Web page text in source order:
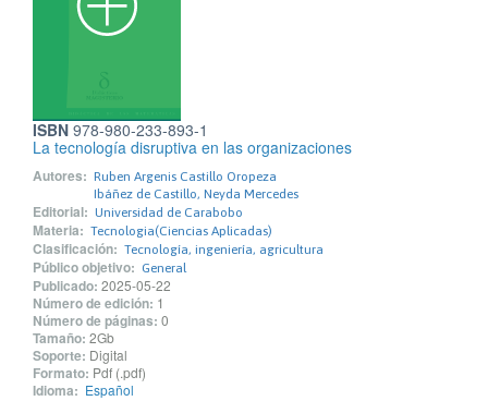
ISBN 978-980-233-893-1
La tecnología disruptiva en las organizaciones
Autores: Ruben Argenis Castillo Oropeza
Ibáñez de Castillo, Neyda Mercedes
Editorial: Universidad de Carabobo
Materia: Tecnologia(Ciencias Aplicadas)
Clasificación: Tecnología, ingeniería, agricultura
Público objetivo: General
Publicado: 2025-05-22
Número de edición: 1
Número de páginas: 0
Tamaño: 2Gb
Soporte: Digital
Formato: Pdf (.pdf)
Idioma: Español